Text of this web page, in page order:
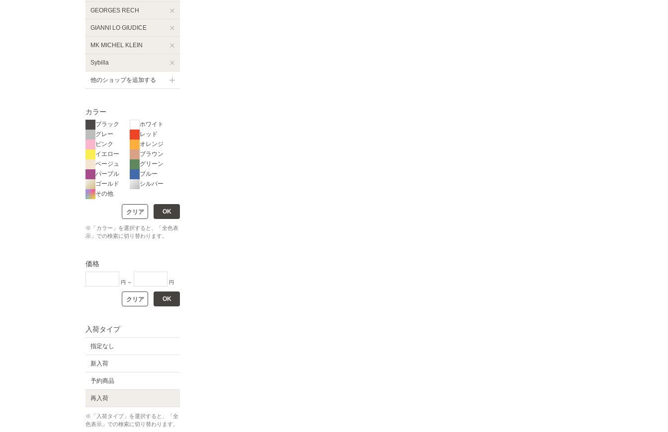
GEORGES RECH
GIANNI LO GIUDICE
MK MICHEL KLEIN
Sybilla
他のショップを追加する
カラー
ブラック
ホワイト
グレー
レッド
ピンク
オレンジ
イエロー
ブラウン
ベージュ
グリーン
パープル
ブルー
ゴールド
シルバー
その他
クリア OK
※「カラー」を選択すると、「全色表
示」での検索に切り替わります。
価格
円 ～ 円
クリア OK
入荷タイプ
指定なし
新入荷
予約商品
再入荷
※「入荷タイプ」を選択すると、「全
色表示」での検索に切り替わります。